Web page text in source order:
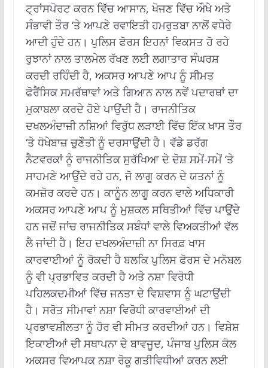
ਟ੍ਰਾਂਸਪੋਰਟ ਕਰਨ ਵਿੱਚ ਆਸਾਨ, ਖੋਜਣ ਵਿੱਚ ਔਖੇ ਅਤੇ
ਸੰਭਾਵੀ ਤੌਰ ‘ਤੇ ਆਪਣੇ ਰਵਾਇਤੀ ਹਮਰੁਤਬਾ ਨਾਲੋਂ ਵਧੇਰੇ
ਆਦੀ ਹੁੰਦੇ ਹਨ। ਪੁਲਿਸ ਫੋਰਸ ਇਹਨਾਂ ਵਿਕਸਤ ਹੋ ਰਹੇ
ਰੁਝਾਨਾਂ ਨਾਲ ਤਾਲਮੇਲ ਰੱਖਣ ਲਈ ਲਗਾਤਾਰ ਸੰਘਰਸ਼
ਕਰਦੀ ਰਹਿੰਦੀ ਹੈ, ਅਕਸਰ ਆਪਣੇ ਆਪ ਨੂੰ ਸੀਮਤ
ਫੋਰੈਂਸਿਕ ਸਮਰੱਥਾਵਾਂ ਅਤੇ ਗਿਆਨ ਨਾਲ ਨਵੇਂ ਪਦਾਰਥਾਂ ਦਾ
ਮੁਕਾਬਲਾ ਕਰਦੇ ਹੋਏ ਪਾਉਂਦੀ ਹੈ। ਰਾਜਨੀਤਿਕ
ਦਖਲਅੰਦਾਜ਼ੀ ਨਸ਼ਿਆਂ ਵਿਰੁੱਧ ਲੜਾਈ ਵਿੱਚ ਇੱਕ ਖਾਸ ਤੌਰ
‘ਤੇ ਧੋਖੇਬਾਜ਼ ਚੁਣੌਤੀ ਨੂੰ ਦਰਸਾਉਂਦੀ ਹੈ। ਵੱਡੇ ਡਰੱਗ
ਨੈਟਵਰਕਾਂ ਨੂੰ ਰਾਜਨੀਤਿਕ ਸੁਰੱਖਿਆ ਦੇ ਦੋਸ਼ ਸਮੇਂ-ਸਮੇਂ ‘ਤੇ
ਸਾਹਮਣੇ ਆਉਂਦੇ ਰਹੇ ਹਨ, ਜੋ ਲਾਗੂ ਕਰਨ ਦੇ ਯਤਨਾਂ ਨੂੰ
ਕਮਜ਼ੋਰ ਕਰਦੇ ਹਨ। ਕਾਨੂੰਨ ਲਾਗੂ ਕਰਨ ਵਾਲੇ ਅਧਿਕਾਰੀ
ਅਕਸਰ ਆਪਣੇ ਆਪ ਨੂੰ ਮੁਸ਼ਕਲ ਸਥਿਤੀਆਂ ਵਿੱਚ ਪਾਉਂਦੇ
ਹਨ ਜਦੋਂ ਜਾਂਚ ਰਾਜਨੀਤਿਕ ਸਬੰਧਾਂ ਵਾਲੇ ਵਿਅਕਤੀਆਂ ਵੱਲ
ਲੈ ਜਾਂਦੀ ਹੈ। ਇਹ ਦਖਲਅੰਦਾਜ਼ੀ ਨਾ ਸਿਰਫ਼ ਖਾਸ
ਕਾਰਵਾਈਆਂ ਨੂੰ ਰੋਕਦੀ ਹੈ ਬਲਕਿ ਪੁਲਿਸ ਫੋਰਸ ਦੇ ਮਨੋਬਲ
ਨੂੰ ਵੀ ਪ੍ਰਭਾਵਿਤ ਕਰਦੀ ਹੈ ਅਤੇ ਨਸ਼ਾ ਵਿਰੋਧੀ
ਪਹਿਲਕਦਮੀਆਂ ਵਿੱਚ ਜਨਤਾ ਦੇ ਵਿਸ਼ਵਾਸ ਨੂੰ ਘਟਾਉਂਦੀ
ਹੈ। ਸਰੋਤ ਸੀਮਾਵਾਂ ਨਸ਼ਾ ਵਿਰੋਧੀ ਕਾਰਵਾਈਆਂ ਦੀ
ਪ੍ਰਭਾਵਸ਼ੀਲਤਾ ਨੂੰ ਹੋਰ ਵੀ ਸੀਮਤ ਕਰਦੀਆਂ ਹਨ। ਵਿਸ਼ੇਸ਼
ਇਕਾਈਆਂ ਦੀ ਸਥਾਪਨਾ ਦੇ ਬਾਵਜੂਦ, ਪੰਜਾਬ ਪੁਲਿਸ ਕੋਲ
ਅਕਸਰ ਵਿਆਪਕ ਨਸ਼ਾ ਰੋਕੂ ਗਤੀਵਿਧੀਆਂ ਕਰਨ ਲਈ